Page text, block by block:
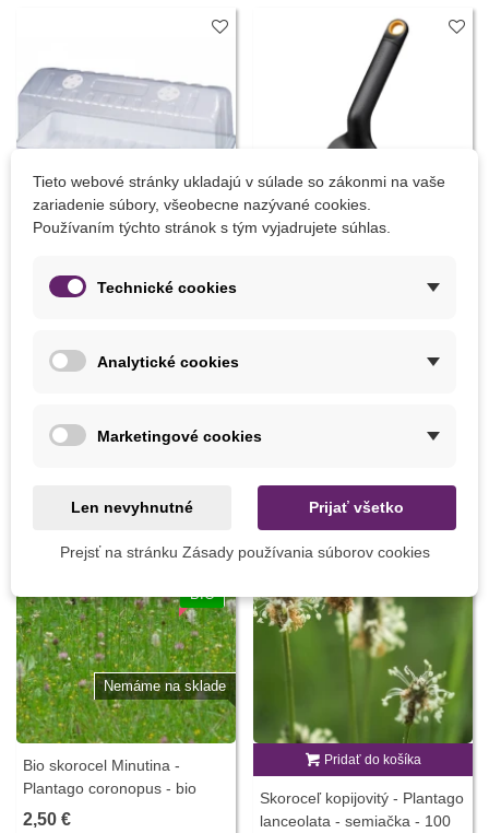
7,50 €
3 INÝCH PRODUKTOV V TEJ ISTEJ KATEGÓRII:
BIO
Nemáme na sklade
Bio skorocel Minutina -
Plantago coronopus - bio
predaj semien - 500 ks
2,50 €
Pridať do košíka
Skoroceľ kopijovitý - Plantago
lanceolata - semiačka - 100
Tieto webové stránky ukladajú v súlade so zákonmi na vaše
zariadenie súbory, všeobecne nazývané cookies.
Používaním týchto stránok s tým vyjadrujete súhlas.
Technické cookies
Analytické cookies
Marketingové cookies
Len nevyhnutné Prijať všetko
Prejsť na stránku Zásady používania súborov cookies